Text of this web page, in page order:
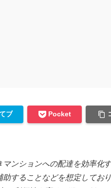
ブ Pocket
ンションへの配達を効率化
することなどを想定しており